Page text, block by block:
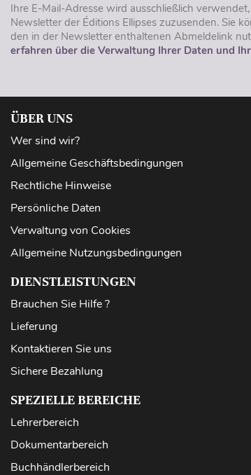
Ihre E-Mail-Adresse wird ausschließlich
Newsletter der Éditions Ellipses zuzusenden. Sie
den in der Newsletter enthaltenen Abmeldelink
erfahren über die Verwaltung Ihrer Daten und
ÜBER UNS
Wer sind wir?
Allgemeine Geschäftsbedingungen
Rechtliche Hinweise
Persönliche Daten
Verwaltung von Cookies
Allgemeine Nutzungsbedingungen
DIENSTLEISTUNGEN
Brauchen Sie Hilfe ?
Lieferung
Kontaktieren Sie uns
Sichere Bezahlung
SPEZIELLE BEREICHE
Lehrerbereich
Dokumentarbereich
Buchhändlerbereich